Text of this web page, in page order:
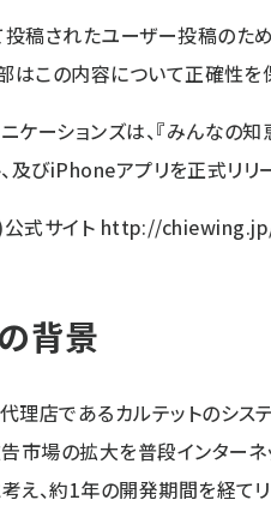
稿されたユーザー投稿のた
はこの内容について正確性を
ケーションズは、『みんなの
及びiPhoneアプリを正式リリ
式サイト http://
背景
理店であるカルテットのシス
告市場の拡大を普段インター
え、約1年の開発期間を経てリ